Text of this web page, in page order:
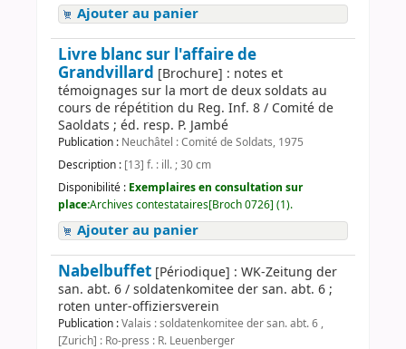
Ajouter au panier
Livre blanc sur l'affaire de
Grandvillard [Brochure] : notes et
témoignages sur la mort de deux soldats au
cours de répétition du Reg. Inf. 8 / Comité de
Saoldats ; éd. resp. P. Jambé
Publication : Neuchâtel : Comité de Soldats, 1975
Description : [13] f. : ill. ; 30 cm
Disponibilité : Exemplaires en consultation sur
place:Archives contestataires[Broch 0726] (1).
Ajouter au panier
Nabelbuffet [Périodique] : WK-Zeitung der
san. abt. 6 / soldatenkomitee der san. abt. 6 ;
roten unter-offiziersverein
Publication :Valais : soldatenkomitee der san. abt. 6 ,
[Zurich] : Ro-press : R. Leuenberger